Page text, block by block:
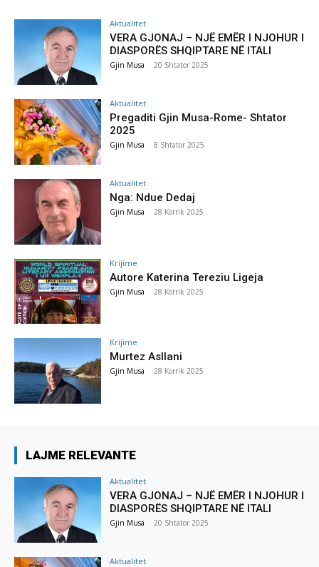
Aktualitet
VERA GJONAJ – NJË EMËR I NJOHUR I
DIASPORËS SHQIPTARE NË ITALI
Gjin Musa - 20 Shtator 2025
Aktualitet
Pregaditi Gjin Musa-Rome- Shtator
2025
Gjin Musa - 8 Shtator 2025
Aktualitet
Nga: Ndue Dedaj
Gjin Musa - 28 Korrik 2025
Krijime
Autore Katerina Tereziu Ligeja
Gjin Musa - 28 Korrik 2025
Krijime
Murtez Asllani
Gjin Musa - 28 Korrik 2025
LAJME RELEVANTE
Aktualitet
VERA GJONAJ – NJË EMËR I NJOHUR I
DIASPORËS SHQIPTARE NË ITALI
Gjin Musa - 20 Shtator 2025
Aktualitet